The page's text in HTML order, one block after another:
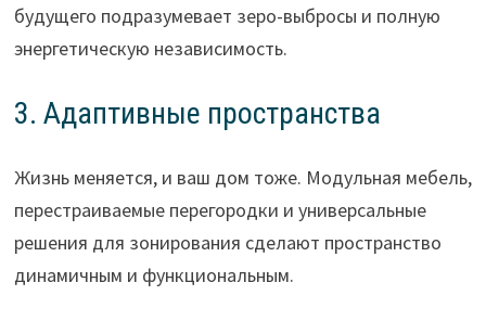
будущего подразумевает зеро-выбросы и полную
энергетическую независимость.
3. Адаптивные пространства
Жизнь меняется, и ваш дом тоже. Модульная мебель,
перестраиваемые перегородки и универсальные
решения для зонирования сделают пространство
динамичным и функциональным.